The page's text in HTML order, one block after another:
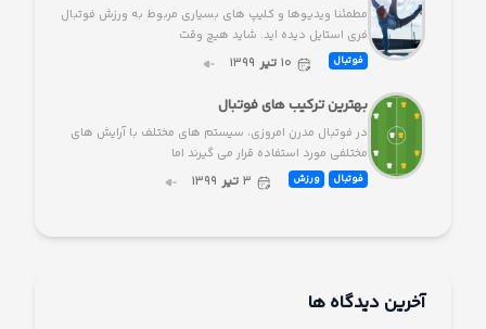
مطمئنا ویدیوها و کلیپ های بسیاری مربوط به ورزش فوتبال
فری استایل دیده اید. شاید هیچ وقت
فوتبال ۱۰ تیر ۱۳۹۹
بهترین ترکیب های فوتبال
در فوتبال مدرن امروزی، سیستم های مختلف با آرایش های
مختلفی مورد استفاده قرار می گیرند اما
فوتبال ورزش ۳ تیر ۱۳۹۹
آخرین دیدگاه ها